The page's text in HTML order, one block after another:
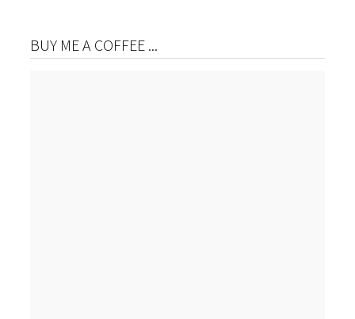
BUY ME A COFFEE ...